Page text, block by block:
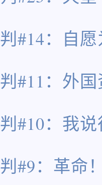
#14：自
#11：外
#10：我
#9：革命